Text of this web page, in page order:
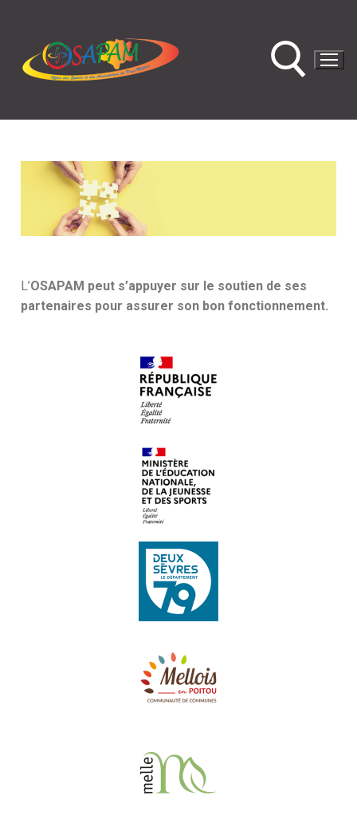
L’OSAPAM peut s’appuyer sur le soutien de ses
partenaires pour assurer son bon fonctionnement.